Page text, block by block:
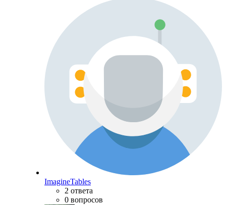
ImagineTables
2 ответа
0 вопросов